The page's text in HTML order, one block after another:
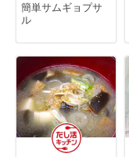
簡単サムギョプサ
ル